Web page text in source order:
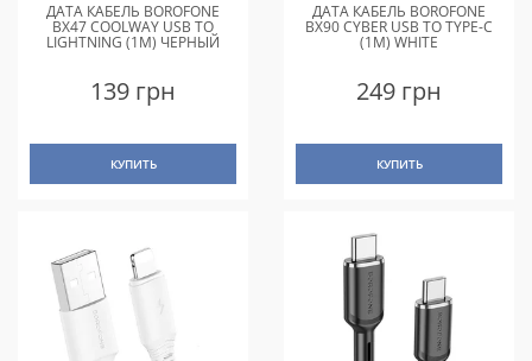
ДАТА КАБЕЛЬ BOROFONE
BX47 COOLWAY USB TO
LIGHTNING (1M) ЧЕРНЫЙ
139 грн
КУПИТЬ
ДАТА КАБЕЛЬ BOROFONE
BX90 CYBER USB TO TYPE-C
(1M) WHITE
249 грн
КУПИТЬ